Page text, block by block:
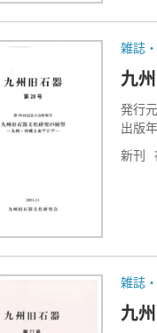
雑誌
九
発行元
出版
新刊
雑誌
九